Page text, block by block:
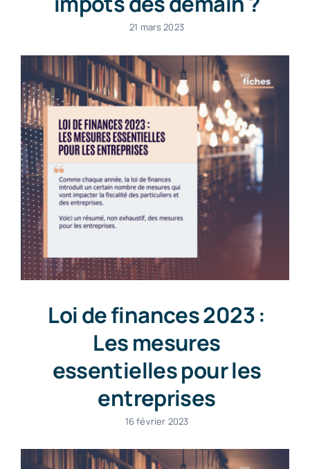
21 mars 2023
Loi de finances 2023 :
Les mesures
essentielles pour les
entreprises
16 février 2023